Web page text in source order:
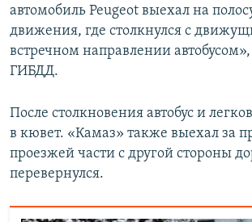
автомобиль Peugeot выехал на
движения, где столкнулся с
встречном направлении
ГИБДД.
После столкновения автобус и
в кювет. «Камаз» также выехал за
проезжей части с другой стороны
перевернулся.